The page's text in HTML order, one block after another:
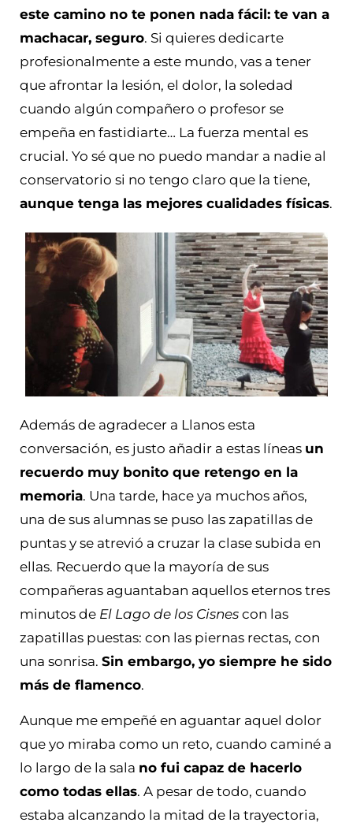
este camino no te ponen nada fácil: te van a
machacar, seguro. Si quieres dedicarte
profesionalmente a este mundo, vas a tener
que afrontar la lesión, el dolor, la soledad
cuando algún compañero o profesor se
empeña en fastidiarte… La fuerza mental es
crucial. Yo sé que no puedo mandar a nadie al
conservatorio si no tengo claro que la tiene,
aunque tenga las mejores cualidades físicas.
Además de agradecer a Llanos esta
conversación, es justo añadir a estas líneas un
recuerdo muy bonito que retengo en la
memoria. Una tarde, hace ya muchos años,
una de sus alumnas se puso las zapatillas de
puntas y se atrevió a cruzar la clase subida en
ellas. Recuerdo que la mayoría de sus
compañeras aguantaban aquellos eternos tres
minutos de El Lago de los Cisnes con las
zapatillas puestas: con las piernas rectas, con
una sonrisa. Sin embargo, yo siempre he sido
más de flamenco.
Aunque me empeñé en aguantar aquel dolor
que yo miraba como un reto, cuando caminé a
lo largo de la sala no fui capaz de hacerlo
como todas ellas. A pesar de todo, cuando
estaba alcanzando la mitad de la trayectoria,